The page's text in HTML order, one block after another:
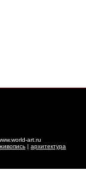
art.ru
| архитектура